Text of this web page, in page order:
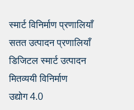
स्मार्ट विनिर्माण प्रणालियाँ
सतत उत्पादन प्रणालियाँ
डिजिटल स्मार्ट उत्पादन
मितव्ययी विनिर्माण
उद्योग 4.0